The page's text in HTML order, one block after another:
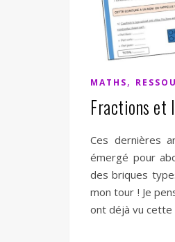
MATHS,
Fractions et
Ces dernières
émergé pour
des briques
mon tour ! Je
ont déjà vu